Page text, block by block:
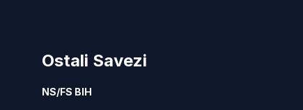
Ostali Savezi
NS/FS BIH